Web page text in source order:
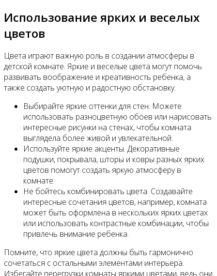
Использование ярких и веселых
цветов
Цвета играют важную роль в создании атмосферы в
детской комнате. Яркие и веселые цвета могут помочь
развивать воображение и креативность ребенка, а
также создать уютную и радостную обстановку.
Выбирайте яркие оттенки для стен. Можете
использовать разноцветную обоев или нарисовать
интересные рисунки на стенах, чтобы комната
выглядела более живой и увлекательной.
Используйте яркие акценты. Декоративные
подушки, покрывала, шторы и ковры разных ярких
цветов помогут создать яркую атмосферу в
комнате.
Не бойтесь комбинировать цвета. Создавайте
интересные сочетания цветов, например, комната
может быть оформлена в нескольких ярких цветах
или использовать контрастные комбинации, чтобы
привлечь внимание ребенка.
Помните, что яркие цвета должны быть гармонично
сочетаться с остальными элементами интерьера.
Избегайте перегрузки комнаты яркими цветами, ведь они